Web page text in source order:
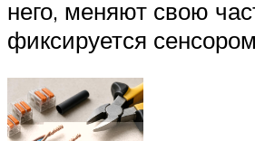
него, меняют свою
фиксируется